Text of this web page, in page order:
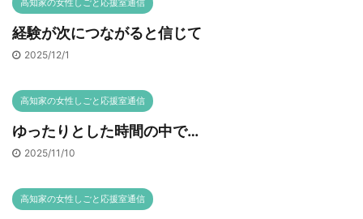
高知家の女性しごと応援室通信
経験が次につながると信じて
2025/12/1
高知家の女性しごと応援室通信
ゆったりとした時間の中で…
2025/11/10
高知家の女性しごと応援室通信